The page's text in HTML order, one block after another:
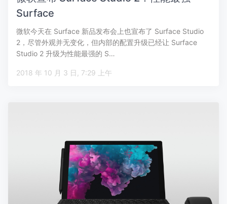
Surface
微软今天在 Surface 新品发布会上也宣布了 Surface Studio
2，尽管外观并无变化，但内部的配置升级已经让 Surface
Studio 2 升级为性能最强的 S…
2018 年 10 月 3 日, 7:29 上午